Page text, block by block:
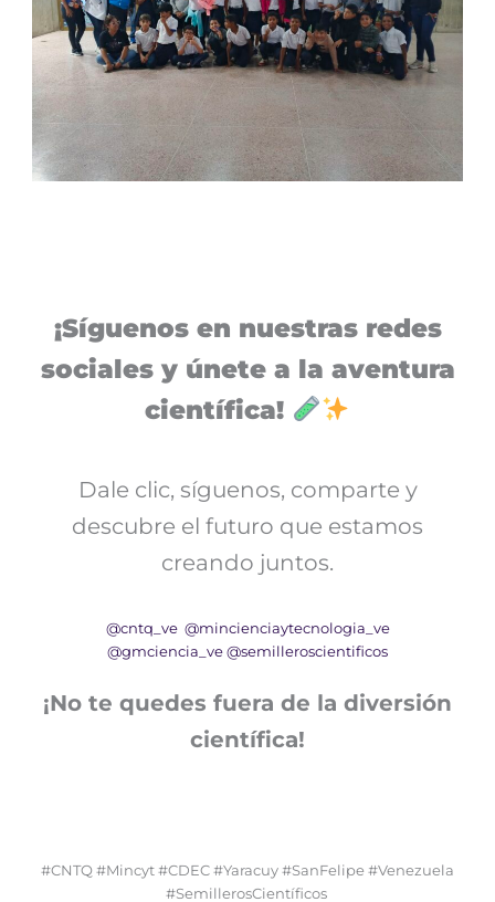
¡Síguenos en nuestras redes
sociales y únete a la aventura
científica!
Dale clic, síguenos, comparte y
descubre el futuro que estamos
creando juntos.
@cntq_ve @mincienciaytecnologia_ve
@gmciencia_ve @semilleroscientificos
¡No te quedes fuera de la diversión
científica!
#CNTQ #Mincyt #CDEC #Yaracuy #SanFelipe #Venezuela
#SemillerosCientíficos